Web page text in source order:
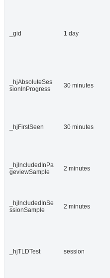
_gid 1 day
_hjAbsoluteSes
sionInProgress
30 minutes
_hjFirstSeen 30 minutes
_hjIncludedInPa
geviewSample
2 minutes
_hjIncludedInSe
ssionSample
2 minutes
_hjTLDTest session